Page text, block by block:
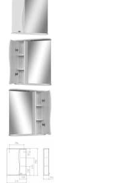
ОФИСНАЯ
МЕБЕЛЬ
МАТРАСЫ
МЕБЕЛЬ
ДЛЯ
ВАННОЙ
МЕБЕЛЬ-
ТРАНСФОРМЕР
РАЗНАЯ
МЕБЕЛЬ